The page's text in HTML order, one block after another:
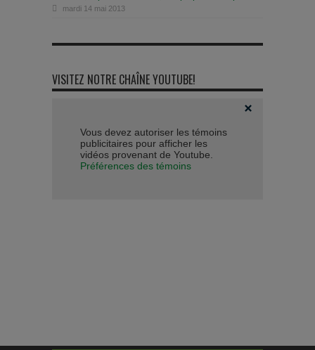
mardi 14 mai 2013
VISITEZ NOTRE CHAÎNE YOUTUBE!
Vous devez autoriser les témoins
publicitaires pour afficher les
vidéos provenant de Youtube.
Préférences des témoins